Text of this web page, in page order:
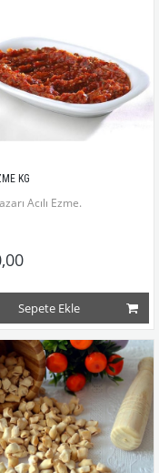
100 gramdır.
KG
Acılı Ezme.
Sepete Ekle